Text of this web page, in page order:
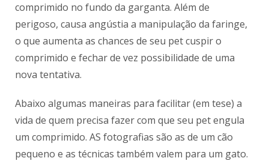
comprimido no fundo da garganta. Além de
perigoso, causa angústia a manipulação da faringe,
o que aumenta as chances de seu pet cuspir o
comprimido e fechar de vez possibilidade de uma
nova tentativa.
Abaixo algumas maneiras para facilitar (em tese) a
vida de quem precisa fazer com que seu pet engula
um comprimido. AS fotografias são as de um cão
pequeno e as técnicas também valem para um gato.